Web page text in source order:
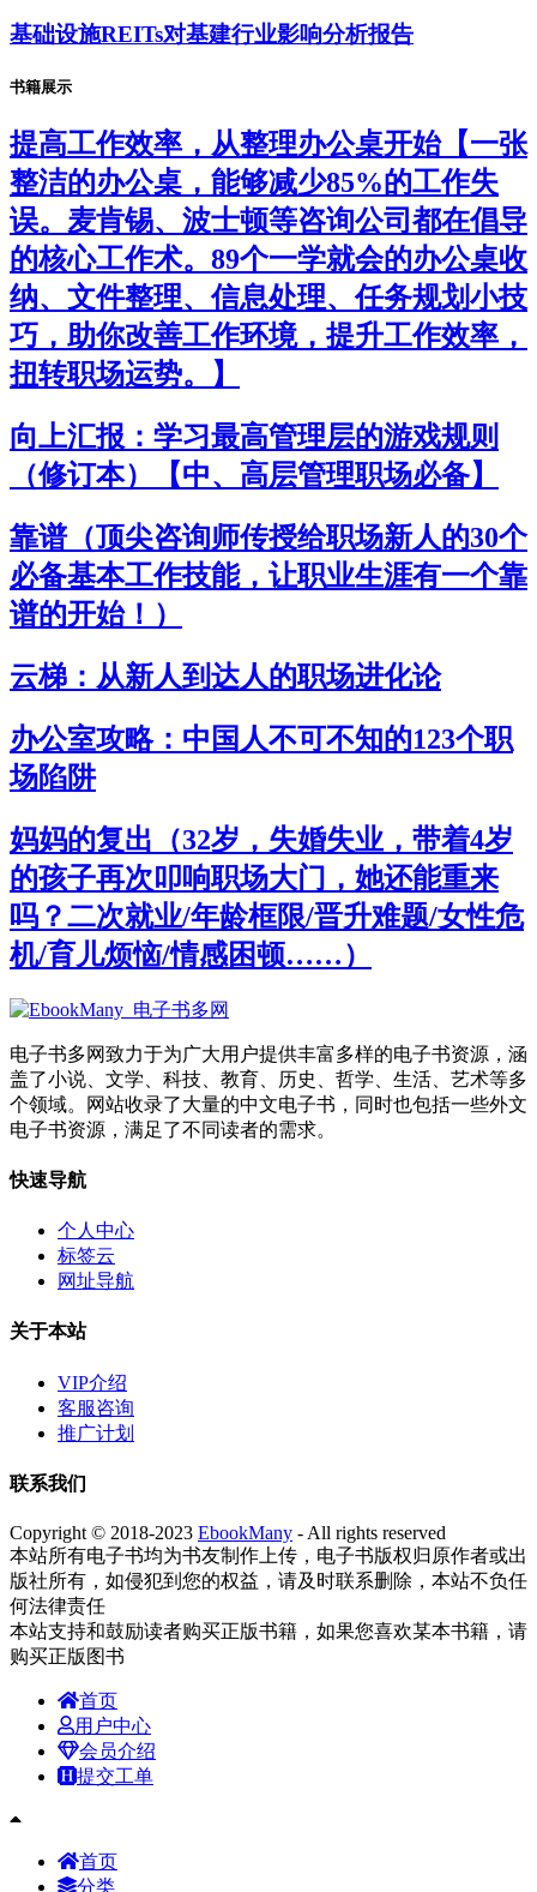
基础设施REITs对基建行业影响分析报告
书籍展示
提高工作效率，从整理办公桌开始【一张
整洁的办公桌，能够减少85%的工作失
误。麦肯锡、波士顿等咨询公司都在倡导
的核心工作术。89个一学就会的办公桌收
纳、文件整理、信息处理、任务规划小技
巧，助你改善工作环境，提升工作效率，
扭转职场运势。】
向上汇报：学习最高管理层的游戏规则
（修订本）【中、高层管理职场必备】
靠谱（顶尖咨询师传授给职场新人的30个
必备基本工作技能，让职业生涯有一个靠
谱的开始！）
云梯：从新人到达人的职场进化论
办公室攻略：中国人不可不知的123个职
场陷阱
妈妈的复出（32岁，失婚失业，带着4岁
的孩子再次叩响职场大门，她还能重来
吗？二次就业/年龄框限/晋升难题/女性危
机/育儿烦恼/情感困顿……）
电子书多网致力于为广大用户提供丰富多样的电子书资源，涵
盖了小说、文学、科技、教育、历史、哲学、生活、艺术等多
个领域。网站收录了大量的中文电子书，同时也包括一些外文
电子书资源，满足了不同读者的需求。
快速导航
个人中心
标签云
网址导航
关于本站
VIP介绍
客服咨询
推广计划
联系我们
Copyright © 2018-2023 EbookMany - All rights reserved
本站所有电子书均为书友制作上传，电子书版权归原作者或出
版社所有，如侵犯到您的权益，请及时联系删除，本站不负任
何法律责任
本站支持和鼓励读者购买正版书籍，如果您喜欢某本书籍，请
购买正版图书
首页
用户中心
会员介绍
提交工单
首页
分类